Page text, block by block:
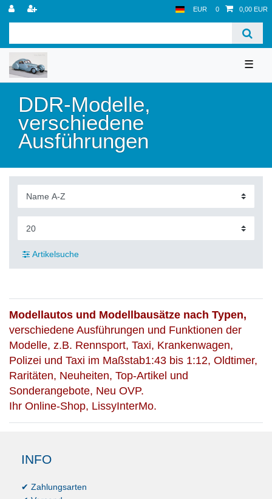
EUR 0 0,00 EUR
☰
DDR-Modelle,
verschiedene
Ausführungen
Artikelsuche
Modellautos und Modellbausätze nach Typen,
verschiedene Ausführungen und Funktionen der
Modelle, z.B. Rennsport, Taxi, Krankenwagen,
Polizei und Taxi im Maßstab1:43 bis 1:12, Oldtimer,
Raritäten, Neuheiten, Top-Artikel und
Sonderangebote, Neu OVP.
Ihr Online-Shop, LissyInterMo.
INFO
✔ Zahlungsarten